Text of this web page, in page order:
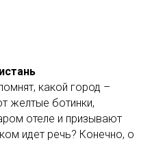
какой город –
желтые ботинки,
отеле и призывают
идет речь? Конечно, о